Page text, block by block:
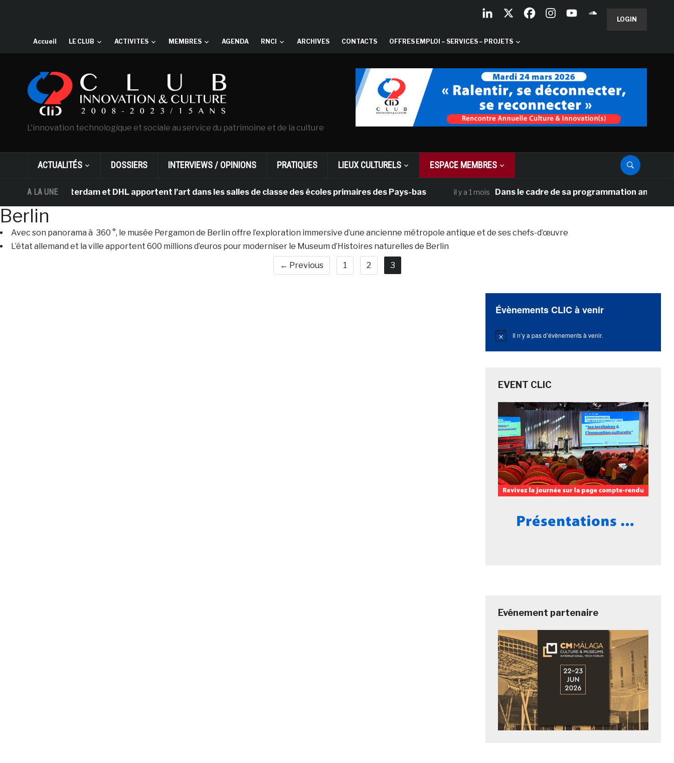
LOGIN
Accueil LE CLUB ACTIVITES MEMBRES AGENDA RNCI ARCHIVES CONTACTS OFFRES EMPLOI – SERVICES – PROJETS
L'innovation technologique et sociale au service du patrimoine et de la culture
ACTUALITÉS DOSSIERS INTERVIEWS / OPINIONS PRATIQUES LIEUX CULTURELS ESPACE MEMBRES
A LA UNE
Gogh d’Amsterdam et DHL apportent l’art dans les salles de classe des écoles primaires des Pays-bas il y a 1 mois Dans le cadre de sa programmation américaine,
Berlin
Avec son panorama à 360 °, le musée Pergamon de Berlin offre l’exploration immersive d’une ancienne métropole antique et de ses chefs-d’œuvre
L’état allemand et la ville apportent 600 millions d’euros pour moderniser le Museum d’Histoires naturelles de Berlin
← Previous
1 2 3
Évènements CLIC à venir
Notice Il n’y a pas d’évènements à venir.
EVENT CLIC
Evénement partenaire